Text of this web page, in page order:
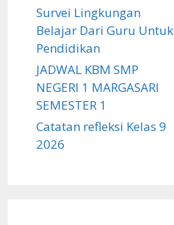
Survei Lingkungan
Belajar Dari Guru Untuk
Pendidikan
JADWAL KBM SMP
NEGERI 1 MARGASARI
SEMESTER 1
Catatan refleksi Kelas 9
2026